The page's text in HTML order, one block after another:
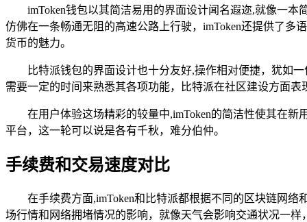
imToken钱包以其简洁易用的界面设计闻名遐迩,就像一
仿佛在一条畅通无阻的高速公路上行驶，imToken还提供了
货币的魅力。
比特派钱包的界面设计也十分友好,操作相对便捷，犹如
需要一定的时间来熟悉其各项功能，比特派在社区建设方面
在用户体验这场精彩的较量中,imToken的简洁性使其在
平台，这一轮可以说是各有千秋，难分伯仲。
手续费和交易速度对比
在手续费方面,imToken和比特派都根据不同的区块链网
场行情和网络拥堵情况的影响，就像天气会影响交通状况一